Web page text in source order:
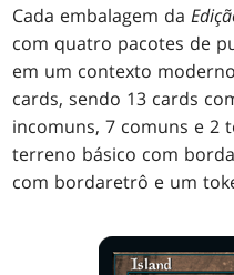
Cada embalagem da
com quatro pacotes de
em um contexto
cards, sendo 13 cards
incomuns, 7 comuns e 2
terreno básico com
com bordaretrô e um